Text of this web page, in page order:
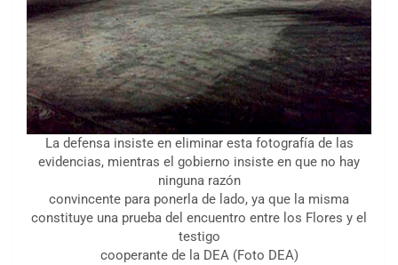
La defensa insiste en eliminar esta fotografía de las
evidencias, mientras el gobierno insiste en que no hay
ninguna razón
convincente para ponerla de lado, ya que la misma
constituye una prueba del encuentro entre los Flores y el
testigo
cooperante de la DEA (Foto DEA)